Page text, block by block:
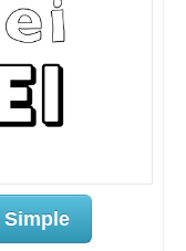
Simple